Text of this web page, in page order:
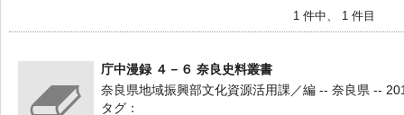
1 件中、 1 件目
庁中漫録 ４－６ 奈良史料叢書
奈良県地域振興部文化資源活用課／編 -- 奈良県 --
タグ